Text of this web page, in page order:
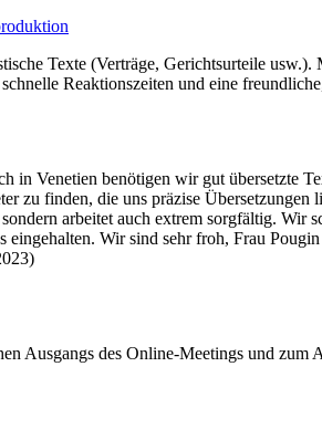
Texte (Verträge, Gerichtsurteile usw.).
Reaktionszeiten und eine
in Venetien benötigen wir gut übersetzte
zu finden, die uns präzise Übersetzungen
arbeitet auch extrem sorgfältig. Wir
Wir sind sehr froh, Frau Pougin
Ausgangs des Online-Meetings und zum